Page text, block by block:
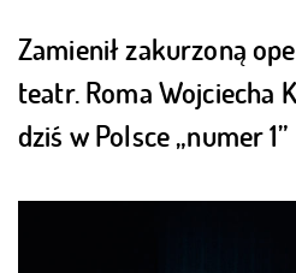
Zamienił zakurzoną
teatr. Roma Wojciecha
dziś w Polsce „numer 1”